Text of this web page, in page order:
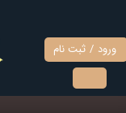
ورود / ثبت نام
حساب کاربری من
تغییر گذر واژه